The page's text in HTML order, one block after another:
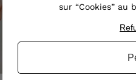
sur “Cookies” au